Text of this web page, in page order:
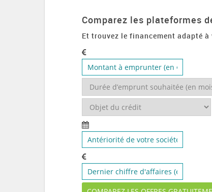
Comparez les plateformes
Et trouvez le financement adapté